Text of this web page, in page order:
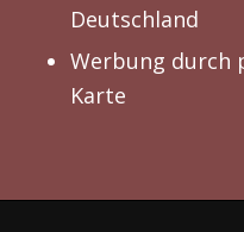
Deutschland
Werbung durch
Karte